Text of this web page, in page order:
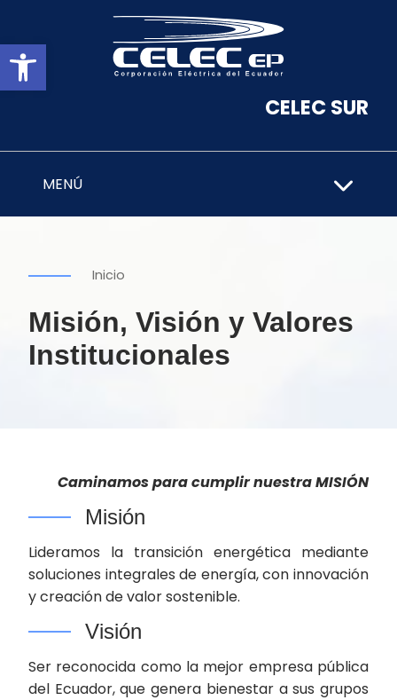
Abrir barra de herramientas
CELEC SUR
MENÚ
Inicio
Misión, Visión y Valores
Institucionales
Caminamos para cumplir nuestra MISIÓN
Misión
Lideramos la transición energética mediante
soluciones integrales de energía, con innovación
y creación de valor sostenible.
Visión
Ser reconocida como la mejor empresa pública
del Ecuador, que genera bienestar a sus grupos